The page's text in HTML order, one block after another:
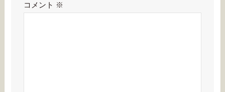
コメント ※